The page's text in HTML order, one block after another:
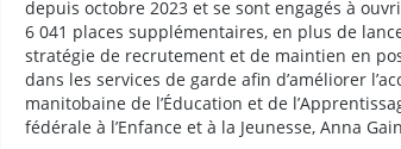
depuis octobre 2023 et se sont engagés à
6 041 places supplémentaires, en plus de
stratégie de recrutement et de maintien en
dans les services de garde afin d’améliorer
manitobaine de l’Éducation et de
fédérale à l’Enfance et à la Jeunesse, Anna